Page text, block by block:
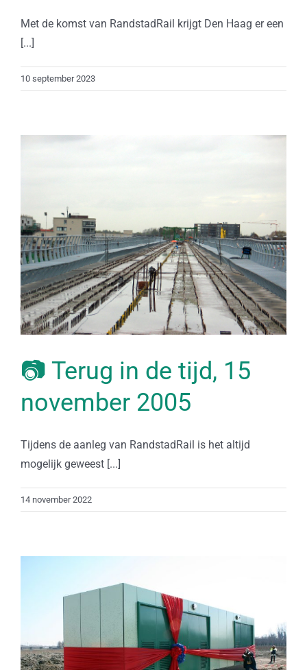
Met de komst van RandstadRail krijgt Den Haag er een
[...]
10 september 2023
📷 Terug in de tijd, 15
november 2005
Tijdens de aanleg van RandstadRail is het altijd
mogelijk geweest [...]
14 november 2022